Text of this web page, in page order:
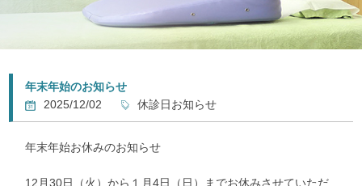
年末年始のお知らせ
2025/12/02
休診日お知らせ
年末年始お休みのお知らせ
12月30日（火）から１月4日（日）までお休みさせていただ